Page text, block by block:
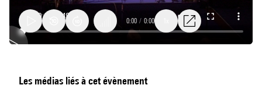
même
0:00 / 0:00
Les médias liés à cet évènement